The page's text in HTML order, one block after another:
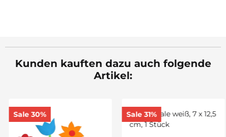
Kunden kauften dazu auch folgende
Artikel:
Sale 30% Sale 31%